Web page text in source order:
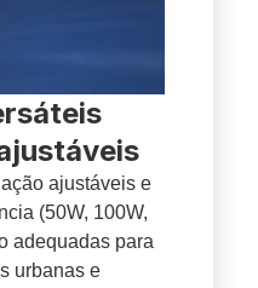
ajustáveis e
(50W, 100W,
adequadas para
urbanas e